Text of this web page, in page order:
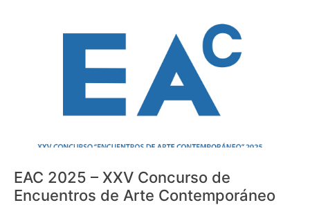
EAC 2025 – XXV Concurso de
Encuentros de Arte Contemporáneo